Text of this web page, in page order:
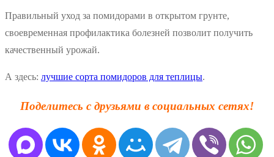
Правильный уход за помидорами в открытом грунте,
своевременная профилактика болезней позволит получить
качественный урожай.
А здесь: лучшие сорта помидоров для теплицы.
Поделитесь с друзьями в социальных сетях!